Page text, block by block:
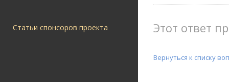
Статьи спонсоров проекта Этот ответ
Вернуться к списку